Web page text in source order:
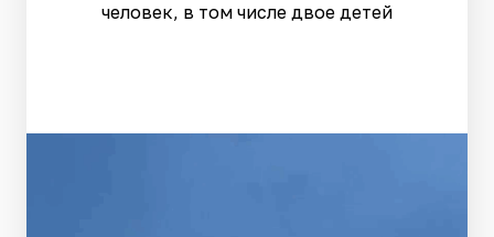
человек, в том числе двое детей